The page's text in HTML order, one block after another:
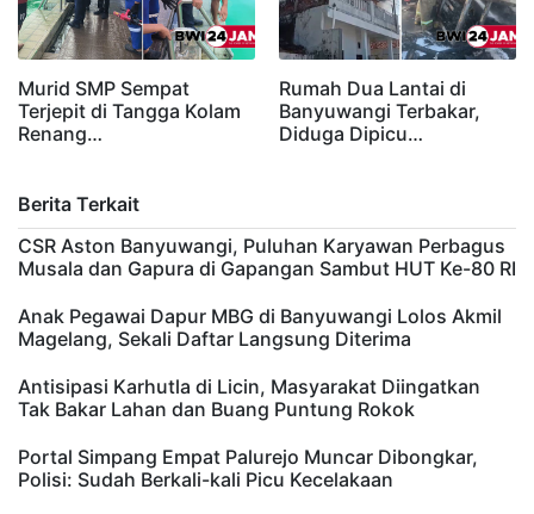
Murid SMP Sempat
Terjepit di Tangga Kolam
Renang…
Rumah Dua Lantai di
Banyuwangi Terbakar,
Diduga Dipicu…
Berita Terkait
CSR Aston Banyuwangi, Puluhan Karyawan Perbagus
Musala dan Gapura di Gapangan Sambut HUT Ke-80 RI
Anak Pegawai Dapur MBG di Banyuwangi Lolos Akmil
Magelang, Sekali Daftar Langsung Diterima
Antisipasi Karhutla di Licin, Masyarakat Diingatkan
Tak Bakar Lahan dan Buang Puntung Rokok
Portal Simpang Empat Palurejo Muncar Dibongkar,
Polisi: Sudah Berkali-kali Picu Kecelakaan